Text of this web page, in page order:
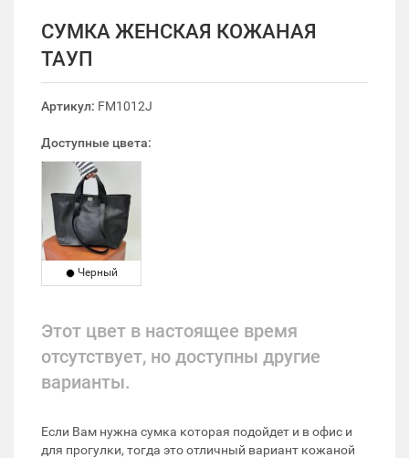
СУМКА ЖЕНСКАЯ КОЖАНАЯ
ТАУП
Артикул: FM1012J
Доступные цвета:
Черный
Этот цвет в настоящее время
отсутствует, но доступны другие
варианты.
Если Вам нужна сумка которая подойдет и в офис и
для прогулки, тогда это отличный вариант кожаной